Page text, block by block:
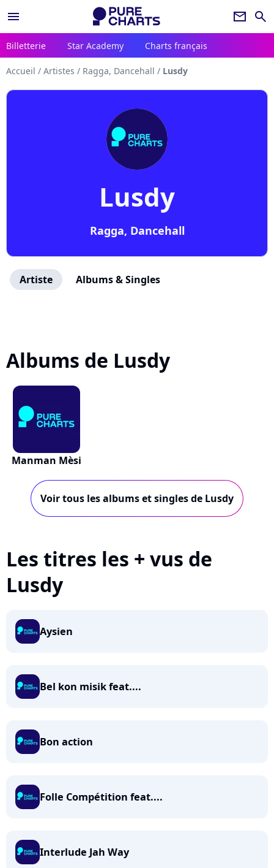
menu newsletter search
Billetterie Star Academy Charts français
Accueil / Artistes / Ragga, Dancehall / Lusdy
Lusdy
Ragga, Dancehall
Artiste Albums & Singles
Albums de Lusdy
Manman Mèsi
Voir tous les albums et singles de Lusdy
Les titres les + vus de
Lusdy
Aysien
Bel kon misik feat....
Bon action
Folle Compétition feat....
Interlude Jah Way